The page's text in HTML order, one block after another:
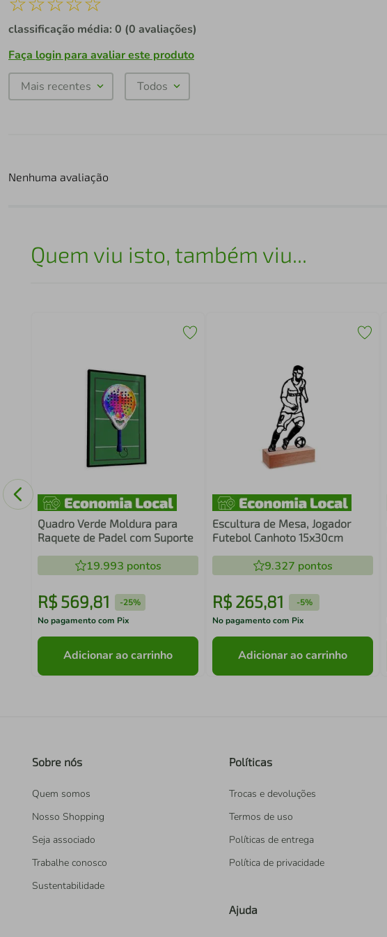
classificação média: 0 (0 avaliações)
Faça login para avaliar este produto
Mais recentes Todos
Nenhuma avaliação
Quem viu isto, também viu...
Quadro Verde Moldura para
Raquete de Padel com Suporte
19.993 pontos
R$ 569,81 -25%
No pagamento com Pix
Adicionar ao carrinho
Escultura de Mesa, Jogador
Futebol Canhoto 15x30cm
9.327 pontos
R$ 265,81 -5%
No pagamento com Pix
Adicionar ao carrinho
Sobre nós
Quem somos
Nosso Shopping
Seja associado
Trabalhe conosco
Sustentabilidade
Políticas
Trocas e devoluções
Termos de uso
Políticas de entrega
Política de privacidade
Ajuda